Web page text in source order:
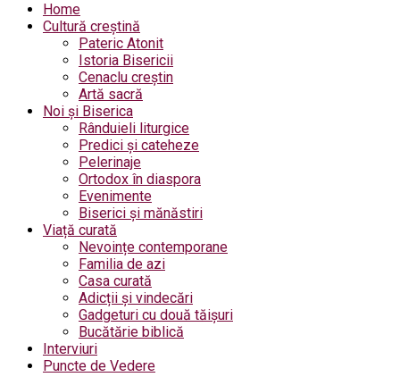
Home
Cultură creștină
Pateric Atonit
Istoria Bisericii
Cenaclu creștin
Artă sacră
Noi și Biserica
Rânduieli liturgice
Predici și cateheze
Pelerinaje
Ortodox în diaspora
Evenimente
Biserici și mănăstiri
Viață curată
Nevoințe contemporane
Familia de azi
Casa curată
Adicții și vindecări
Gadgeturi cu două tăișuri
Bucătărie biblică
Interviuri
Puncte de Vedere